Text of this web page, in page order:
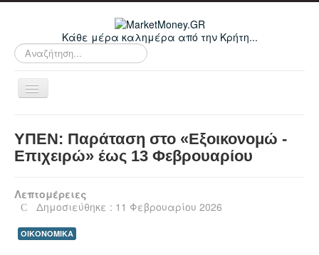
Κάθε μέρα καλημέρα από την Κρήτη...
Αναζήτηση...
Εναλλαγή
Οικονομικά
Ελλάδα
ΥΠΕΝ: Παράταση στο «Εξοικονομώ -
Επιχειρώ» έως 13 Φεβρουαρίου
Λεπτομέρειες
Δημοσιεύθηκε : 11 Φεβρουαρίου 2026
ΟΙΚΟΝΟΜΙΚΑ